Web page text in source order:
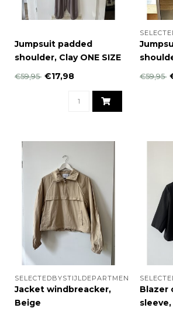
Jumpsuit padded
shoulder, Clay ONE SIZE
€59,95 €17,98 €59,95
SELECTEDBYSTIJLDEPARTMENT
Jacket windbreacker,
Beige
Blazer